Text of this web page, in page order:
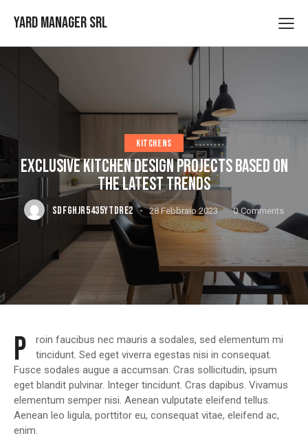
Yard Manager Srl
KITCHENS
EXCLUSIVE KITCHEN DESIGN PROJECTS BASED ON
THE LATEST TRENDS
SDFGHJR5435YTDRE2 28 Febbraio 2023 0 Comments
P
roin faucibus nec mauris a sodales, sed elementum mi
tincidunt. Sed eget viverra egestas nisi in consequat.
Fusce sodales augue a accumsan. Cras sollicitudin, ipsum
eget blandit pulvinar. Integer tincidunt. Cras dapibus. Vivamus
elementum semper nisi. Aenean vulputate eleifend tellus.
Aenean leo ligula, porttitor eu, consequat vitae, eleifend ac,
enim.